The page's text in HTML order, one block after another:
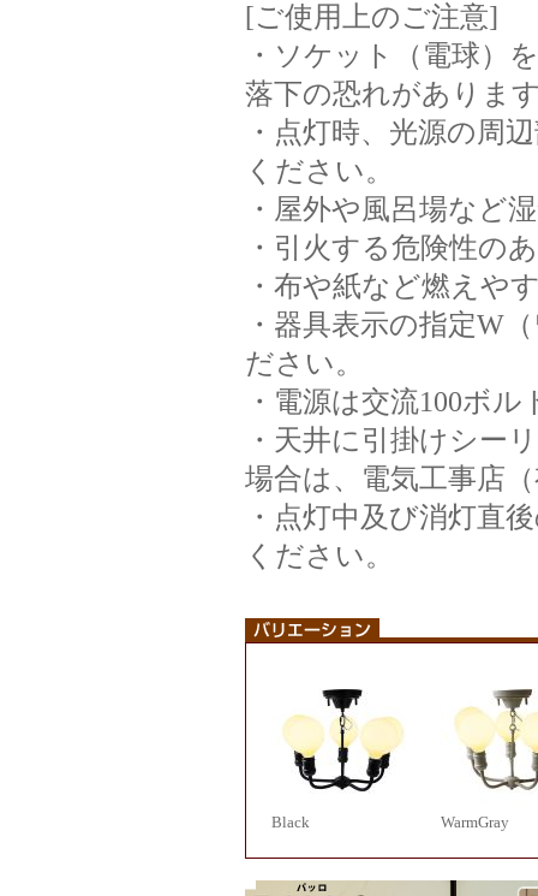
[ご使用上のご注意]
・ソケット（電球）
落下の恐れがありま
・点灯時、光源の周
ください。
・屋外や風呂場など
・引火する危険性の
・布や紙など燃えや
・器具表示の指定W
ださい。
・電源は交流100ボ
・天井に引掛けシー
場合は、電気工事店
・点灯中及び消灯直
ください。
Black WarmGray